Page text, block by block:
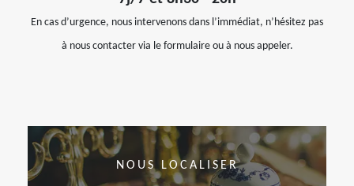
En cas d’urgence, nous intervenons dans l’immédiat, n’hésitez pas
à nous contacter via le formulaire ou à nous appeler.
NOUS LOCALISER